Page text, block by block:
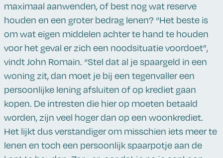
maximaal aanwenden, of best nog wat reserve
houden en een groter bedrag lenen? “Het beste is
om wat eigen middelen achter te hand te houden
voor het geval er zich een noodsituatie voordoet”,
vindt John Romain. “Stel dat al je spaargeld in een
woning zit, dan moet je bij een tegenvaller een
persoonlijke lening afsluiten of op krediet gaan
kopen. De intresten die hier op moeten betaald
worden, zijn veel hoger dan op een woonkrediet.
Het lijkt dus verstandiger om misschien iets meer te
lenen en toch een persoonlijk spaarpotje aan de